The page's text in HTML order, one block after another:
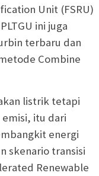
Unit (FSRU)
ini juga
terbaru dan
Combine
listrik tetapi
itu dari
energi
skenario transisi
Renewable